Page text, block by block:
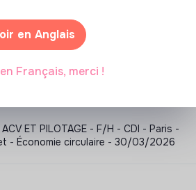
ACV ET PILOTAGE - F/H - CDI - Paris -
- Économie circulaire - 30/03/2026
en Anglais
Français, merci !